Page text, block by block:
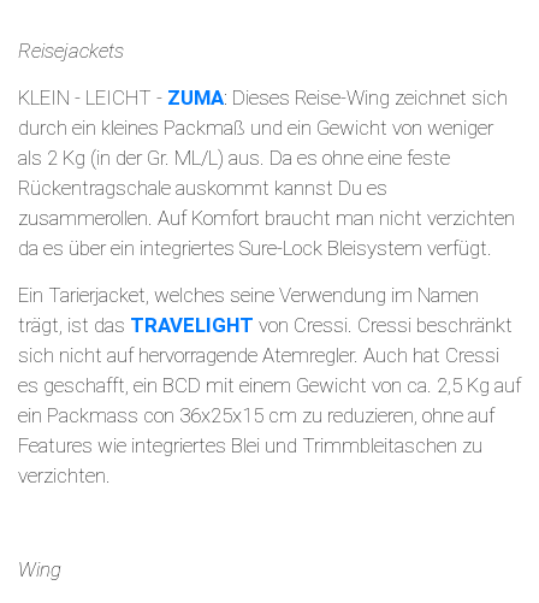
Reisejackets
KLEIN - LEICHT - ZUMA: Dieses Reise-Wing zeichnet sich
durch ein kleines Packmaß und ein Gewicht von weniger
als 2 Kg (in der Gr. ML/L) aus. Da es ohne eine feste
Rückentragschale auskommt kannst Du es
zusammerollen. Auf Komfort braucht man nicht verzichten
da es über ein integriertes Sure-Lock Bleisystem verfügt.
Ein Tarierjacket, welches seine Verwendung im Namen
trägt, ist das TRAVELIGHT von Cressi. Cressi beschränkt
sich nicht auf hervorragende Atemregler. Auch hat Cressi
es geschafft, ein BCD mit einem Gewicht von ca. 2,5 Kg auf
ein Packmass con 36x25x15 cm zu reduzieren, ohne auf
Features wie integriertes Blei und Trimmbleitaschen zu
verzichten.
Wing